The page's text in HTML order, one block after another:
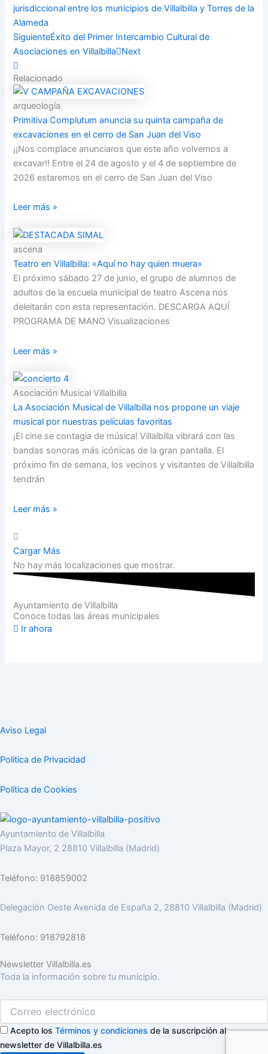
jurisdiccional entre los municipios de Villalbilla y Torres de la
Alameda
SiguienteÉxito del Primer Intercambio Cultural de
Asociaciones en Villalbilla
Next
Relacionado
arqueología
Primitiva Complutum anuncia su quinta campaña de
excavaciones en el cerro de San Juan del Viso
¡¡Nos complace anunciaros que este año volvemos a
excavar!! Entre el 24 de agosto y el 4 de septiembre de
2026 estaremos en el cerro de San Juan del Viso
Leer más »
ascena
Teatro en Villalbilla: «Aquí no hay quien muera»
El próximo sábado 27 de junio, el grupo de alumnos de
adultos de la escuela municipal de teatro Ascena nos
deleitarán con esta representación. DESCARGA AQUÍ
PROGRAMA DE MANO Visualizaciones
Leer más »
Asociación Musical Villalbilla
La Asociación Musical de Villalbilla nos propone un viaje
musical por nuestras películas favoritas
¡El cine se contagia de música! Villalbilla vibrará con las
bandas sonoras más icónicas de la gran pantalla. El
próximo fin de semana, los vecinos y visitantes de Villalbilla
tendrán
Leer más »
Cargar Más
No hay más localizaciones que mostrar.
Ayuntamiento de Villalbilla
Conoce todas las áreas municipales
Ir ahora
Aviso Legal
Politica de Privacidad
Política de Cookies
Ayuntamiento de Villalbilla
Plaza Mayor, 2 28810 Villalbilla (Madrid)
Teléfono: 918859002
Delegación Oeste Avenida de España 2, 28810 Villalbilla (Madrid)
Teléfono: 918792818
Newsletter Villalbilla.es
Toda la información sobre tu municipio.
Acepto los Términos y condiciones de la suscripción al
newsletter de Villalbilla.es